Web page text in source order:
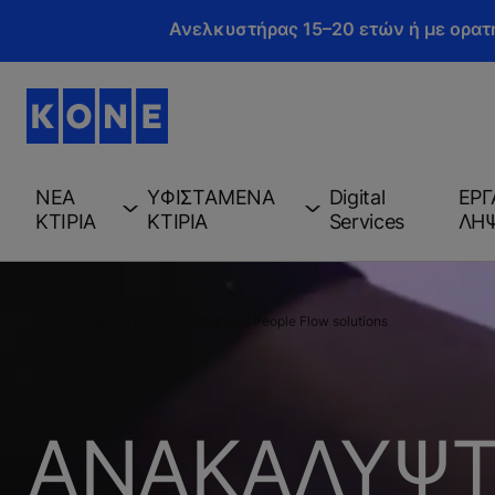
Ανελκυστήρας 15–20 ετών ή με
ΝEΑ
ΚΤIΡΙΑ
ΥΦΙΣΤAΜΕΝΑ
ΚΤIΡΙΑ
Digital
Services
Advanced People Flow solutions